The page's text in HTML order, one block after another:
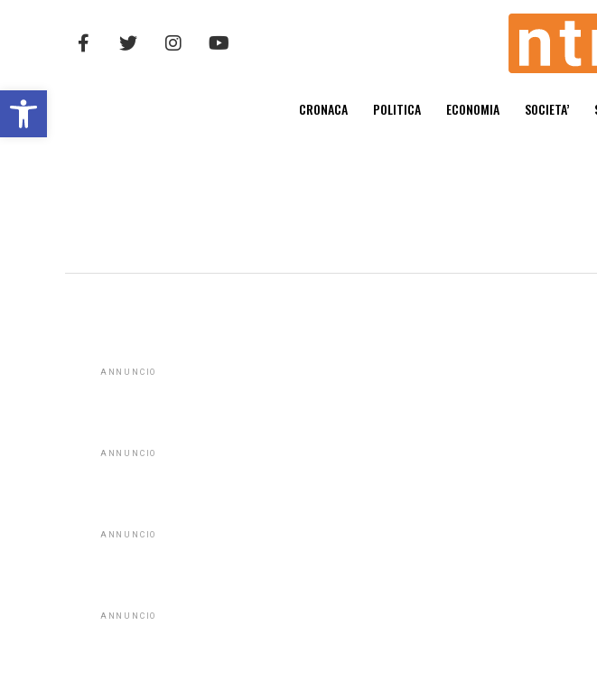
Open toolbar CRONACA POLITICA ECONOMIA SOCIETA’
ANNUNCIO
ANNUNCIO
ANNUNCIO
ANNUNCIO